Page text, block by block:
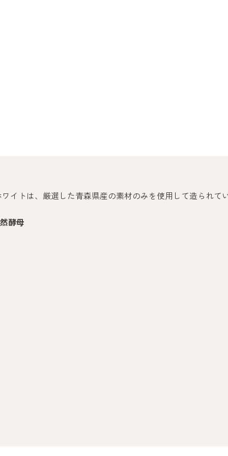
イトは、厳選した青森県産の素材のみを使用して造られて
酵母